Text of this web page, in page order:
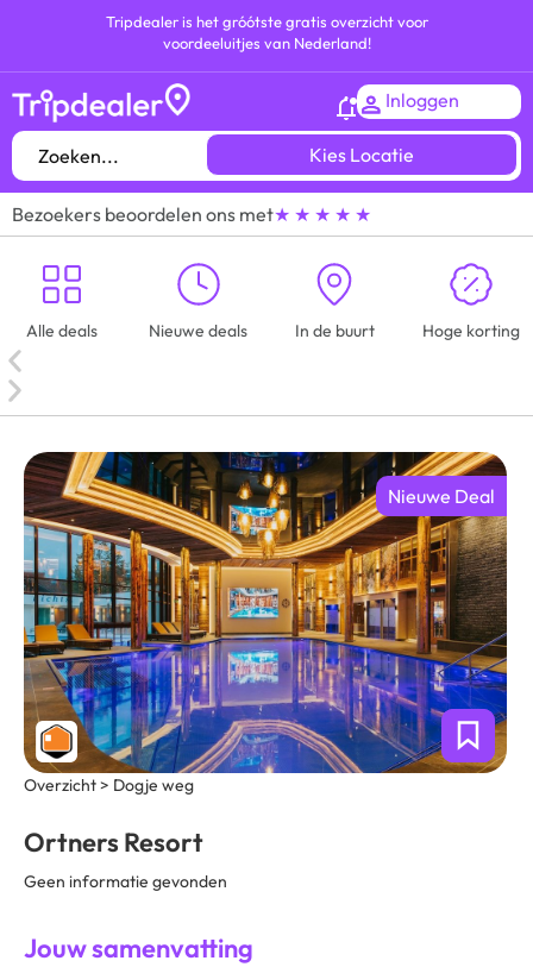
Tripdealer is het gróótste gratis overzicht voor
voordeeluitjes van Nederland!
Inloggen
Kies Locatie
Bezoekers beoordelen ons met★ ★ ★ ★ ★
Alle deals Nieuwe deals In de buurt Hoge korting
Nieuwe Deal
Overzicht > Dogje weg
Ortners Resort
Geen informatie gevonden
Jouw samenvatting